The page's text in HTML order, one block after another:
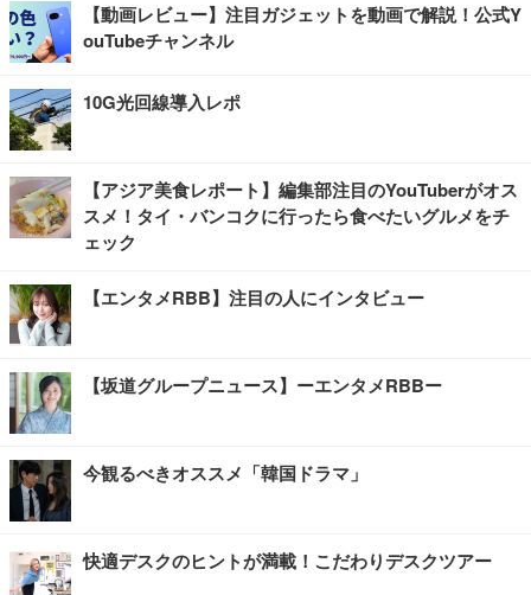
【動画レビュー】注目ガジェットを動画で解説！公式Y
ouTubeチャンネル
10G光回線導入レポ
【アジア美食レポート】編集部注目のYouTuberがオス
スメ！タイ・バンコクに行ったら食べたいグルメをチ
ェック
【エンタメRBB】注目の人にインタビュー
【坂道グループニュース】ーエンタメRBBー
今観るべきオススメ「韓国ドラマ」
快適デスクのヒントが満載！こだわりデスクツアー